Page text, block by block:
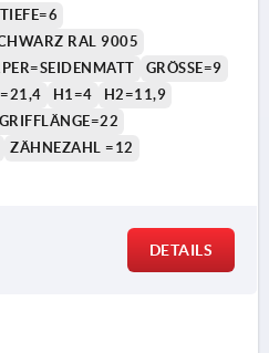
RAL 9005
GRÖSSE=9
H1=4
H2=11,9
GRIFFLÄNGE=22
ZÄHNEZAHL =12
DETAILS